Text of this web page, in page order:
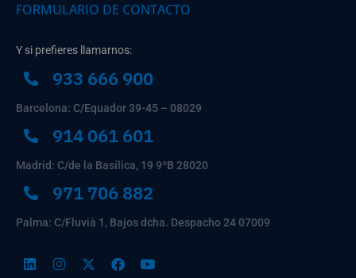
FORMULARIO DE CONTACTO
Y si prefieres llamarnos:
933 666 900
Barcelona: C/Equador 39-45 – 08029
914 061 601
Madrid: C/de la Basílica, 19 9ºB 28020
971 706 882
Palma: C/Fluvià 1, Bajos dcha. Despacho 24 07009